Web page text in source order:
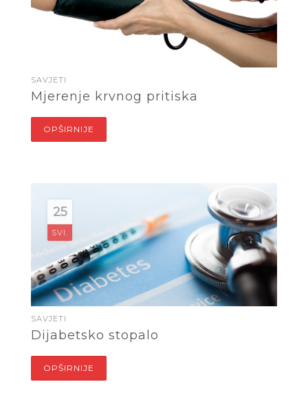
SAVJETI
Mjerenje krvnog pritiska
OPŠIRNIJE
25
SVI.
SAVJETI
Dijabetsko stopalo
OPŠIRNIJE